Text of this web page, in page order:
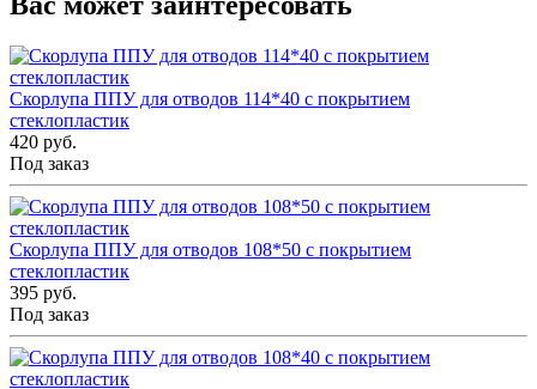
Скорлупа ППУ для отводов 114*40 с покрытием
стеклопластик
420 руб.
Под заказ
Скорлупа ППУ для отводов 108*50 с покрытием
стеклопластик
395 руб.
Под заказ